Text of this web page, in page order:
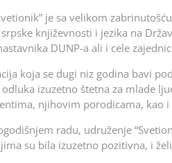
je sa velikom
književnosti i jezika na
DUNP-a ali i cele
koja se dugi niz godina bavi
odluka izuzetno štetna za mlade
njihovim porodicama, kao
radu, udruženje
su bila izuzetno pozitivna, i